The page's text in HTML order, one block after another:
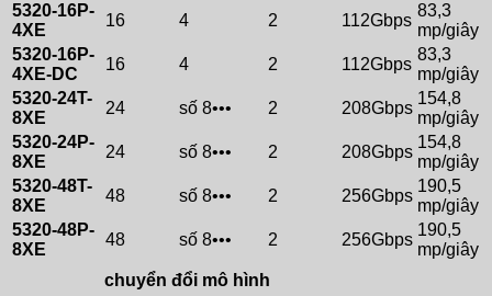
5320-16P-
4XE
16 4 2 112Gbps
83,3
mp/giây
5320-16P-
4XE-DC
16 4 2 112Gbps
83,3
mp/giây
5320-24T-
8XE
24 số 8••• 2 208Gbps
154,8
mp/giây
5320-24P-
8XE
24 số 8••• 2 208Gbps
154,8
mp/giây
5320-48T-
8XE
48 số 8••• 2 256Gbps
190,5
mp/giây
5320-48P-
8XE
48 số 8••• 2 256Gbps
190,5
mp/giây
chuyển đổi mô hình